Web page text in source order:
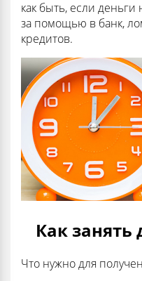
как быть, если
за помощью в банк,
кредитов.
Как занять
Что нужно для